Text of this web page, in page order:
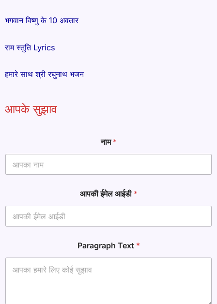
भगवान विष्णु के 10 अवतार
राम स्तुति Lyrics
हमारे साथ श्री रघुनाथ भजन
आपके सुझाव
नाम*
आपकी ईमेल आईडी *
प
की
Paragraph Text *